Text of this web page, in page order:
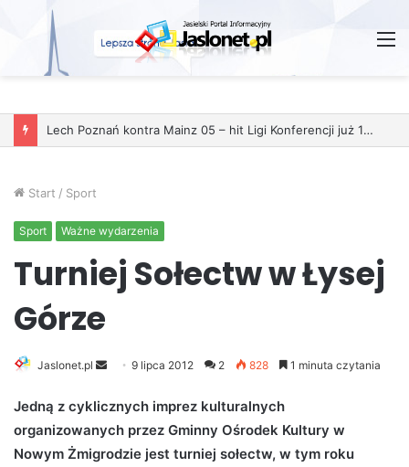
Start / Sport
Sport Ważne wydarzenia
Turniej Sołectw w Łysej
Górze
Jaslonet.pl
n
d
a
9 lipca 2012 2 828 1 minuta czytania
Jedną z cyklicznych imprez kulturalnych
organizowanych przez Gminny Ośrodek Kultury w
Nowym Żmigrodzie jest turniej sołectw, w tym roku